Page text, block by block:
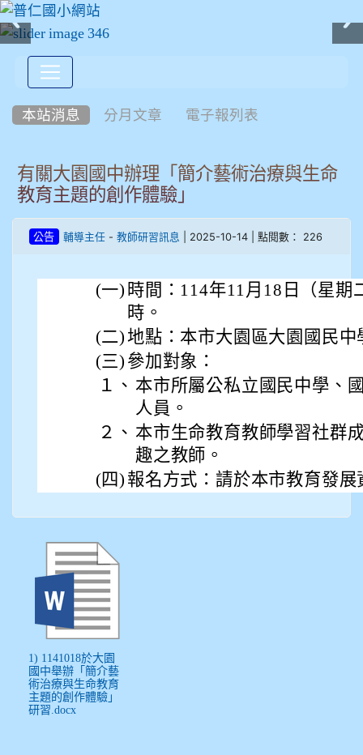
本站消息 分月文章 電子報列表
有關大園國中辦理「簡介藝術治療與生命
教育主題的創作體驗」
公告 輔導主任- 教師研習訊息 | 2025-10-14 | 點閱數： 226
(一) 時間：114年11月18日（星期
時。
(二)地點：本市大園區大園國民中
(三) 參加對象：
１、 本市所屬公私立國民中學、
人員。
２、 本市生命教育教師學習社群
趣之教師。
(四) 報名方式：請於本市教育發
1) 1141018於大園
國中舉辦「簡介藝
術治療與生命教育
主題的創作體驗」
研習.docx